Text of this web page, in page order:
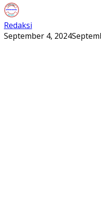
Redaksi
September 4, 2024